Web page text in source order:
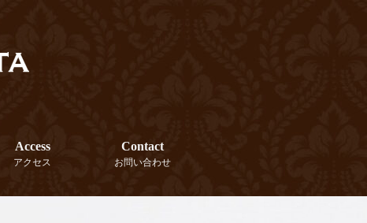
Access
アクセス
Contact
お問い合わせ